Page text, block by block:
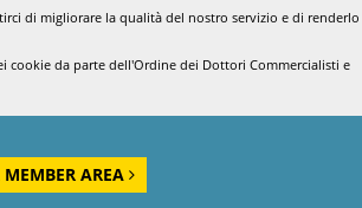
di migliorare la qualità del nostro servizio e di renderlo
da parte dell'Ordine dei Dottori Commercialisti e
AREA